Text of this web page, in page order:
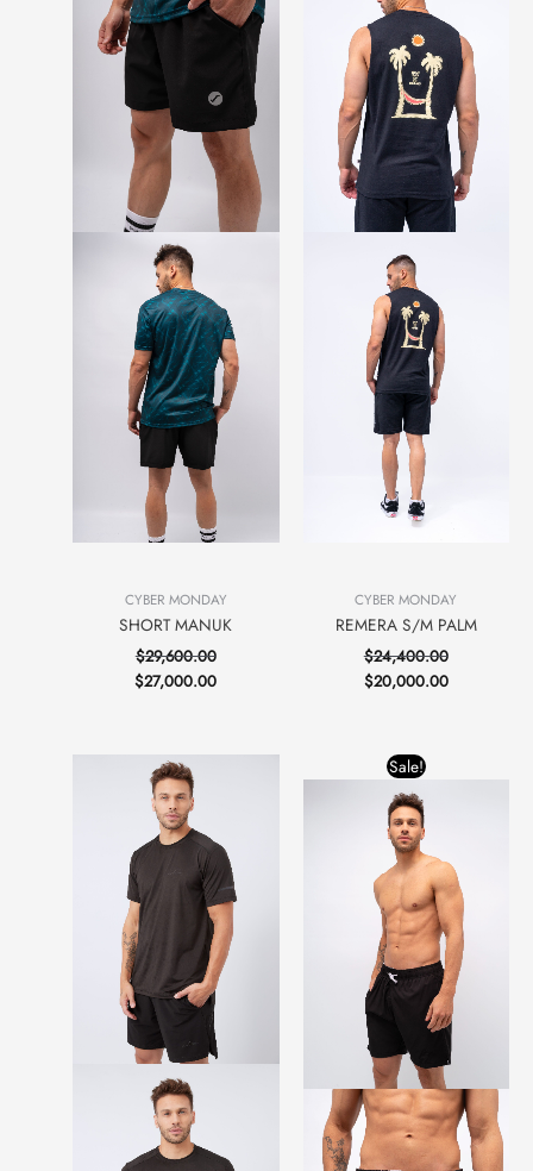
CYBER MONDAY
SHORT MANUK
$29,600.00
$27,000.00
CYBER MONDAY
REMERA S/M PALM
$24,400.00
$20,000.00
Sale!
Original
price
was:
$39,600.00.